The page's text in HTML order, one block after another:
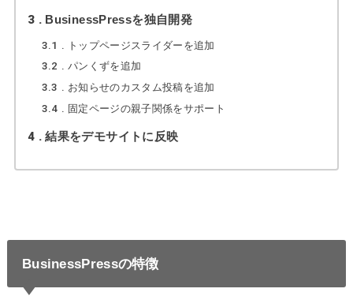
3 BusinessPressを独自開発
3.1
トップページスライダーを追加
3.2
パンくずを追加
3.3
お知らせのカスタム投稿を追加
3.4
固定ページの親子関係をサポート
4 結果をデモサイトに反映
BusinessPressの特徴